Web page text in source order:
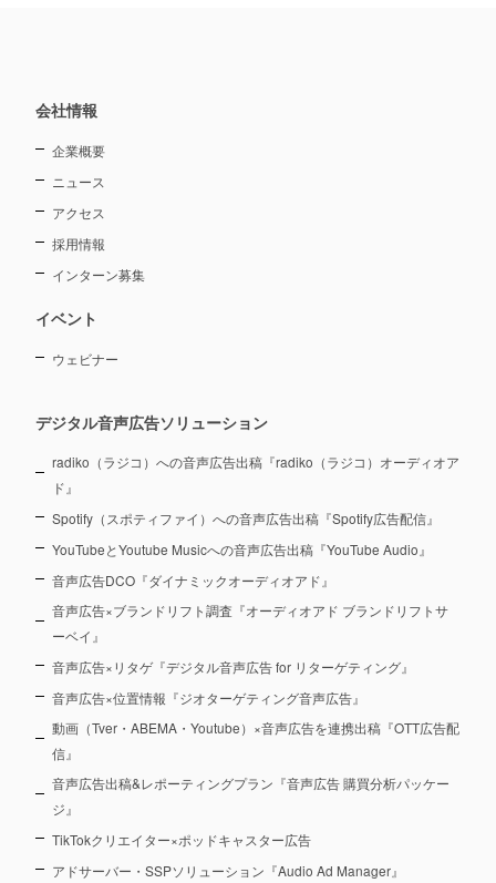
会社情報
企業概要
ニュース
アクセス
採用情報
インターン募集
イベント
ウェビナー
デジタル音声広告ソリューション
radiko（ラジコ）への音声広告出稿『radiko（ラジコ）オーディオア
ド』
Spotify（スポティファイ）への音声広告出稿『Spotify広告配信』
YouTubeとYoutube Musicへの音声広告出稿『YouTube Audio』
音声広告DCO『ダイナミックオーディオアド』
音声広告×ブランドリフト調査『オーディオアド ブランドリフトサ
ーベイ』
音声広告×リタゲ『デジタル音声広告 for リターゲティング』
音声広告×位置情報『ジオターゲティング音声広告』
動画（Tver・ABEMA・Youtube）×音声広告を連携出稿『OTT広告配
信』
音声広告出稿&レポーティングプラン『音声広告 購買分析パッケー
ジ』
TikTokクリエイター×ポッドキャスター広告
アドサーバー・SSPソリューション『Audio Ad Manager』